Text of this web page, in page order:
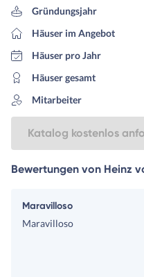
Gründungsjahr
Häuser im Angebot
Häuser pro Jahr
Häuser gesamt
Mitarbeiter
Katalog kostenlos
Bewertungen von Heinz
Maravilloso
Maravilloso